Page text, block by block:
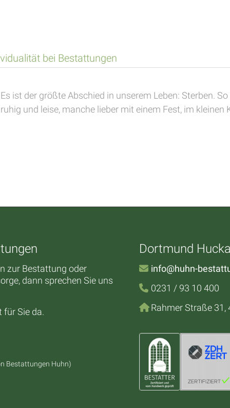
bei Bestattungen
Es ist der größte Abschied in unserem Leben: Sterben.
ruhig und leise, manche lieber mit einem Fest, im kleinen
zur Bestattung oder
dann sprechen Sie uns
für Sie da.
Bestattungen Huhn)
Dortmund
info@huhn-
0231 / 93 10 400
Rahmer Straße